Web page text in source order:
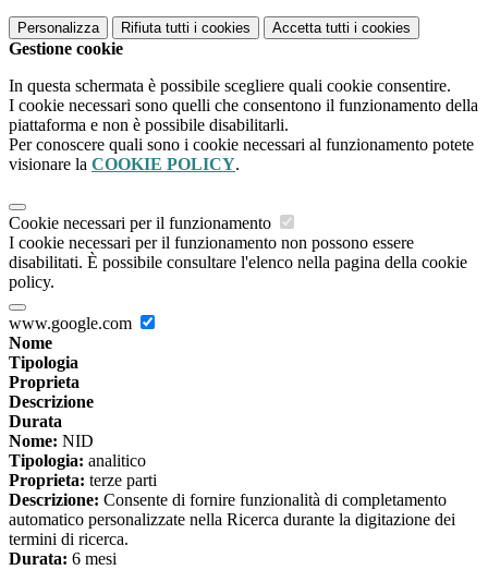
Personalizza Rifiuta tutti i cookies Accetta tutti i cookies
Gestione cookie
In questa schermata è possibile scegliere quali cookie consentire.
I cookie necessari sono quelli che consentono il funzionamento della
piattaforma e non è possibile disabilitarli.
Per conoscere quali sono i cookie necessari al funzionamento potete
visionare la COOKIE POLICY.
Cookie necessari per il funzionamento
I cookie necessari per il funzionamento non possono essere
disabilitati. È possibile consultare l'elenco nella pagina della cookie
policy.
www.google.com
Nome
Tipologia
Proprieta
Descrizione
Durata
Nome: NID
Tipologia: analitico
Proprieta: terze parti
Descrizione: Consente di fornire funzionalità di completamento
automatico personalizzate nella Ricerca durante la digitazione dei
termini di ricerca.
Durata: 6 mesi